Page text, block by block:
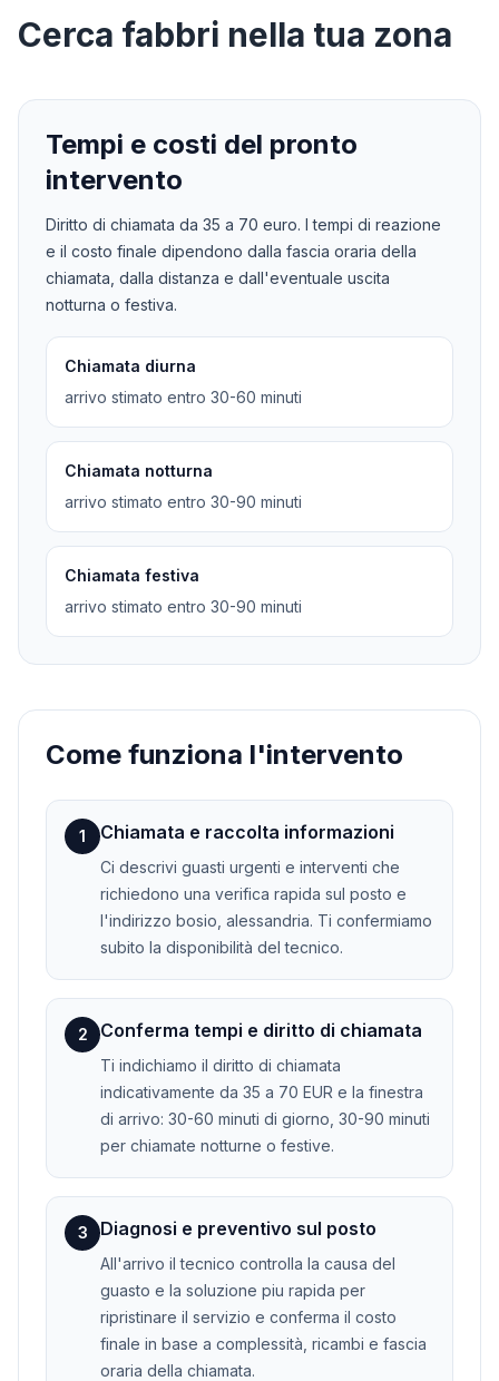
Cerca fabbri nella tua zona
Tempi e costi del pronto
intervento
Diritto di chiamata da 35 a 70 euro. I tempi di reazione
e il costo finale dipendono dalla fascia oraria della
chiamata, dalla distanza e dall'eventuale uscita
notturna o festiva.
Chiamata diurna
arrivo stimato entro 30-60 minuti
Chiamata notturna
arrivo stimato entro 30-90 minuti
Chiamata festiva
arrivo stimato entro 30-90 minuti
Come funziona l'intervento
1 Chiamata e raccolta informazioni
Ci descrivi guasti urgenti e interventi che
richiedono una verifica rapida sul posto e
l'indirizzo bosio, alessandria. Ti confermiamo
subito la disponibilità del tecnico.
2 Conferma tempi e diritto di chiamata
Ti indichiamo il diritto di chiamata
indicativamente da 35 a 70 EUR e la finestra
di arrivo: 30-60 minuti di giorno, 30-90 minuti
per chiamate notturne o festive.
3 Diagnosi e preventivo sul posto
All'arrivo il tecnico controlla la causa del
guasto e la soluzione piu rapida per
ripristinare il servizio e conferma il costo
finale in base a complessità, ricambi e fascia
oraria della chiamata.